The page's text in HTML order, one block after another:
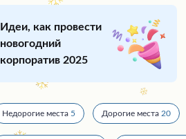
Идеи, как провести
новогодний
корпоратив 2025
Недорогие места 5 Дорогие места 20